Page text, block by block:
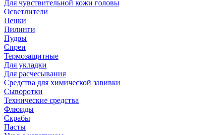
Для чувствительной кожи головы
Осветлители
Пенки
Пилинги
Пудры
Спреи
Термозащитные
Для укладки
Для расчесывания
Средства для химической завивки
Сыворотки
Технические средства
Флюиды
Скрабы
Пасты